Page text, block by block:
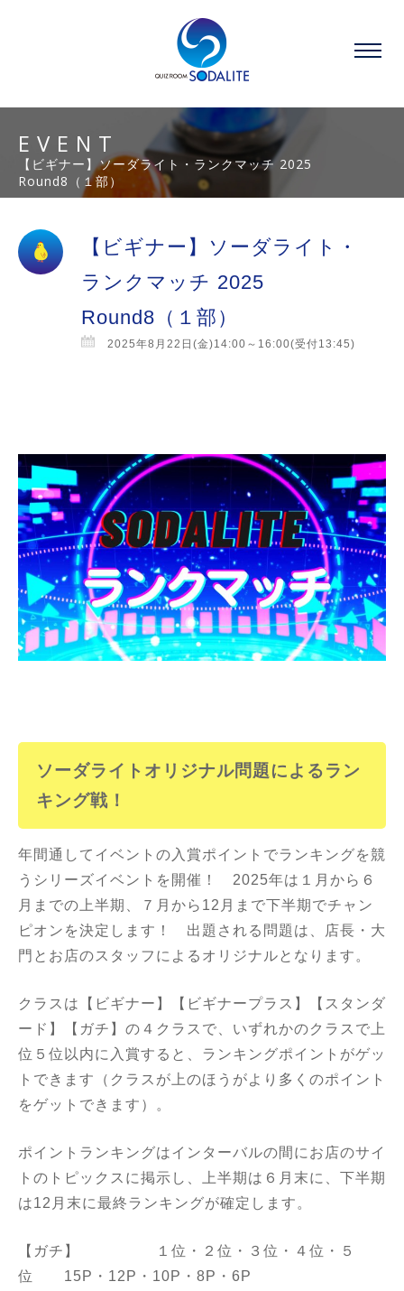
EVENT
【ビギナー】ソーダライト・ランクマッチ 2025
Round8（１部）
【ビギナー】ソーダライト・
ランクマッチ 2025
Round8（１部）
2025年8月22日(金)14:00～16:00(受付13:45)
ソーダライトオリジナル問題によるラン
キング戦！
年間通してイベントの入賞ポイントでランキングを競
うシリーズイベントを開催！ 2025年は１月から６
月までの上半期、７月から12月まで下半期でチャン
ピオンを決定します！ 出題される問題は、店長・大
門とお店のスタッフによるオリジナルとなります。
クラスは【ビギナー】【ビギナープラス】【スタンダ
ード】【ガチ】の４クラスで、いずれかのクラスで上
位５位以内に入賞すると、ランキングポイントがゲッ
トできます（クラスが上のほうがより多くのポイント
をゲットできます）。
ポイントランキングはインターバルの間にお店のサイ
トのトピックスに掲示し、上半期は６月末に、下半期
は12月末に最終ランキングが確定します。
【ガチ】 １位・２位・３位・４位・５
位 15P・12P・10P・8P・6P